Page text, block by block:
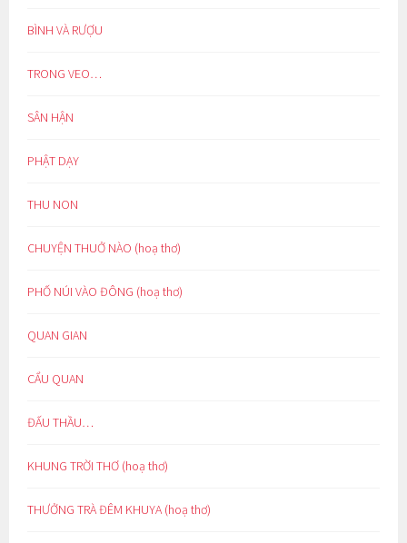
BÌNH VÀ RƯỢU
TRONG VEO…
SÂN HẬN
PHẬT DẠY
THU NON
CHUYỆN THUỞ NÀO (hoạ thơ)
PHỐ NÚI VÀO ĐÔNG (hoạ thơ)
QUAN GIAN
CẨU QUAN
ĐẤU THẦU…
KHUNG TRỜI THƠ (hoạ thơ)
THƯỞNG TRÀ ĐÊM KHUYA (hoạ thơ)